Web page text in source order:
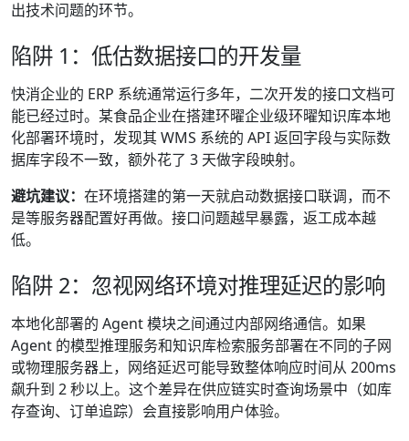
出技术问题的环节。
陷阱 1：低估数据接口的开发量
快消企业的 ERP 系统通常运行多年，二次开发的接口文档可
能已经过时。某食品企业在搭建环曜企业级环曜知识库本地
化部署环境时，发现其 WMS 系统的 API 返回字段与实际数
据库字段不一致，额外花了 3 天做字段映射。
避坑建议： 在环境搭建的第一天就启动数据接口联调，而不
是等服务器配置好再做。接口问题越早暴露，返工成本越
低。
陷阱 2：忽视网络环境对推理延迟的影响
本地化部署的 Agent 模块之间通过内部网络通信。如果
Agent 的模型推理服务和知识库检索服务部署在不同的子网
或物理服务器上，网络延迟可能导致整体响应时间从 200ms
飙升到 2 秒以上。这个差异在供应链实时查询场景中（如库
存查询、订单追踪）会直接影响用户体验。